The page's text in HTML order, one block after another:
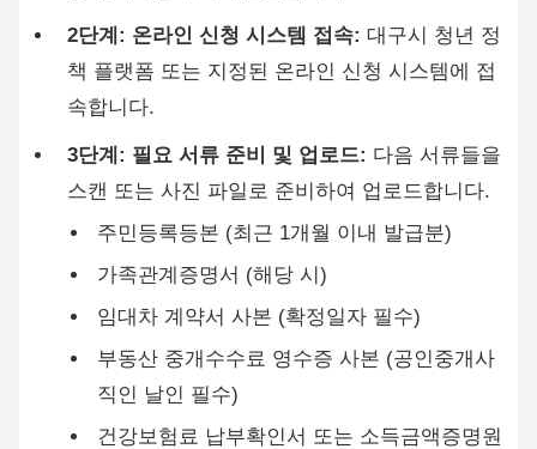
2단계: 온라인 신청 시스템 접속: 대구시 청년 정
책 플랫폼 또는 지정된 온라인 신청 시스템에 접
속합니다.
3단계: 필요 서류 준비 및 업로드: 다음 서류들을
스캔 또는 사진 파일로 준비하여 업로드합니다.
주민등록등본 (최근 1개월 이내 발급분)
가족관계증명서 (해당 시)
임대차 계약서 사본 (확정일자 필수)
부동산 중개수수료 영수증 사본 (공인중개사
직인 날인 필수)
건강보험료 납부확인서 또는 소득금액증명원